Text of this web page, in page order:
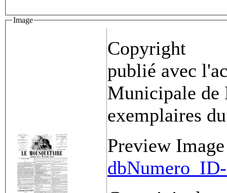
Image
Copyright
publié avec
Municipale de
exemplaires
Preview Image